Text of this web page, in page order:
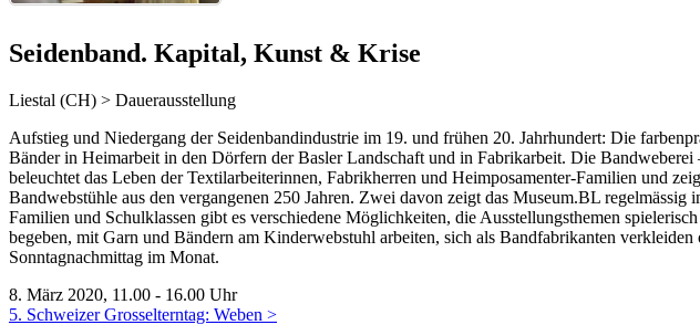
Seidenband. Kapital, Kunst & Krise
Liestal (CH) > Dauerausstellung
Aufstieg und Niedergang der Seidenbandindustrie im 19. und frühen 20. Jahrhundert: Die
Bänder in Heimarbeit in den Dörfern der Basler Landschaft und in Fabrikarbeit. Die
beleuchtet das Leben der Textilarbeiterinnen, Fabrikherren und Heimposamenter-Familien und
Bandwebstühle aus den vergangenen 250 Jahren. Zwei davon zeigt das Museum.BL
Familien und Schulklassen gibt es verschiedene Möglichkeiten, die Ausstellungsthemen
begeben, mit Garn und Bändern am Kinderwebstuhl arbeiten, sich als Bandfabrikanten
Sonntagnachmittag im Monat.
8. März 2020, 11.00 - 16.00 Uhr
5. Schweizer Grosselterntag: Weben >